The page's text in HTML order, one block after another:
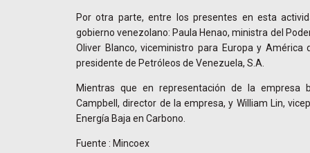
Por otra parte, entre los presentes en esta
gobierno venezolano: Paula Henao, ministra del
Oliver Blanco, viceministro para Europa y América
presidente de Petróleos de Venezuela, S.A.
Mientras que en representación de la empresa
Campbell, director de la empresa, y William Lin,
Energía Baja en Carbono.
Fuente : Mincoex